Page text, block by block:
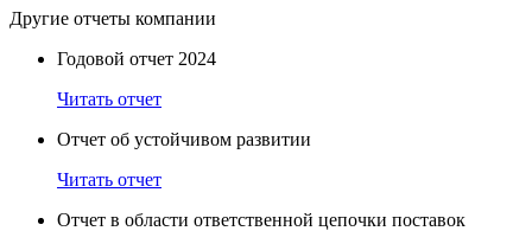
Другие отчеты компании
Годовой отчет 2024
Читать отчет
Отчет об устойчивом развитии
Читать отчет
Отчет в области ответственной цепочки поставок